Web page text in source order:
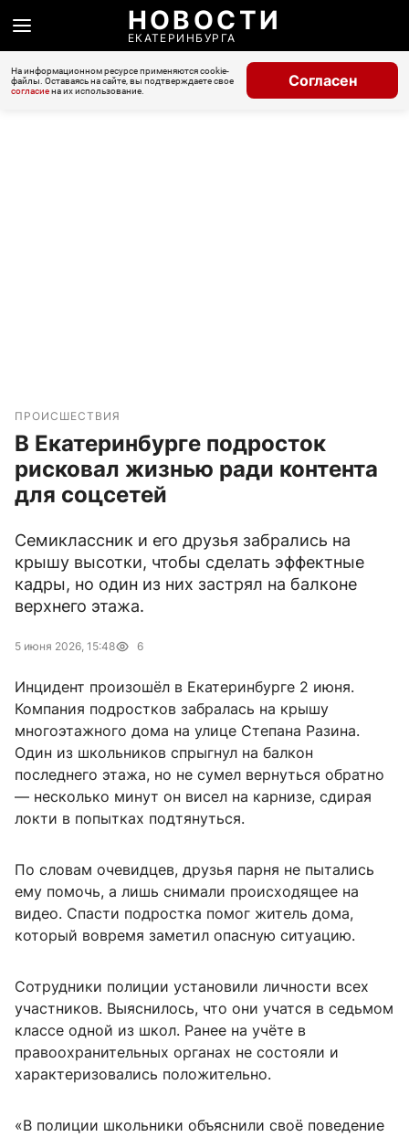
НОВОСТИ
ЕКАТЕРИНБУРГА
На информационном ресурсе применяются cookie-
файлы. Оставаясь на сайте, вы подтверждаете свое
согласиена их использование.
Согласен
ПРОИСШЕСТВИЯ
В Екатеринбурге подросток
рисковал жизнью ради контента
для соцсетей
Семиклассник и его друзья забрались на
крышу высотки, чтобы сделать эффектные
кадры, но один из них застрял на балконе
верхнего этажа.
5 июня 2026, 15:48 6
Инцидент произошёл в Екатеринбурге 2 июня.
Компания подростков забралась на крышу
многоэтажного дома на улице Степана Разина.
Один из школьников спрыгнул на балкон
последнего этажа, но не сумел вернуться обратно
— несколько минут он висел на карнизе, сдирая
локти в попытках подтянуться.
По словам очевидцев, друзья парня не пытались
ему помочь, а лишь снимали происходящее на
видео. Спасти подростка помог житель дома,
который вовремя заметил опасную ситуацию.
Сотрудники полиции установили личности всех
участников. Выяснилось, что они учатся в седьмом
классе одной из школ. Ранее на учёте в
правоохранительных органах не состояли и
характеризовались положительно.
«В полиции школьники объяснили своё поведение